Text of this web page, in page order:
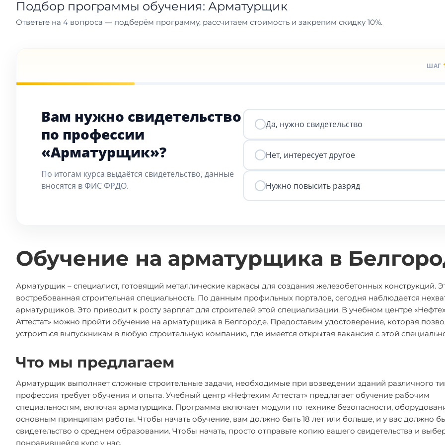
Подбор программы обучения: Арматурщик
Ответьте на 4 вопроса — подберём программу, рассчитаем стоимость и закрепим скидку 10%.
ШАГ
Вам нужно свидетельство
по профессии
«Арматурщик»?
По итогам курса выдаётся свидетельство, данные
вносятся в ФИС ФРДО.
Да, нужно свидетельство
Нет, интересует другое
Нужно повысить разряд
Обучение на арматурщика в
Арматурщик – специалист, готовящий металлические каркасы для создания железобетонных конструкций.
востребованная строительная специальность. По данным профильных порталов, сегодня наблюдается
арматурщиков. Это приводит к росту зарплат для строителей этой специализации. В учебном центре
Аттестат» можно пройти обучение на арматурщика в Белгороде. Предоставим удостоверение, которая
устроиться выпускникам в любую строительную компанию, где имеется открытая вакансия с этой
Что мы предлагаем
Арматурщик выполняет сложные строительные задачи, необходимые при возведении зданий различного
профессия требует обучения и опыта. Учебный центр «Нефтехим Аттестат» предлагает обучение рабочим
специальностям, включая арматурщика. Программа включает модули по технике безопасности,
основным принципам работы. Чтобы начать обучение, вам должно быть 18 лет или больше, и у вас должно
свидетельство о среднем образовании. Чтобы начать, просто отправьте копию вашего свидетельства и
понравившейся курс у нас.